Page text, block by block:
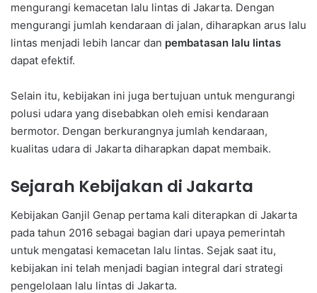
mengurangi kemacetan lalu lintas di Jakarta. Dengan
mengurangi jumlah kendaraan di jalan, diharapkan arus lalu
lintas menjadi lebih lancar dan pembatasan lalu lintas
dapat efektif.
Selain itu, kebijakan ini juga bertujuan untuk mengurangi
polusi udara yang disebabkan oleh emisi kendaraan
bermotor. Dengan berkurangnya jumlah kendaraan,
kualitas udara di Jakarta diharapkan dapat membaik.
Sejarah Kebijakan di Jakarta
Kebijakan Ganjil Genap pertama kali diterapkan di Jakarta
pada tahun 2016 sebagai bagian dari upaya pemerintah
untuk mengatasi kemacetan lalu lintas. Sejak saat itu,
kebijakan ini telah menjadi bagian integral dari strategi
pengelolaan lalu lintas di Jakarta.